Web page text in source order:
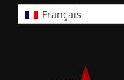
Français